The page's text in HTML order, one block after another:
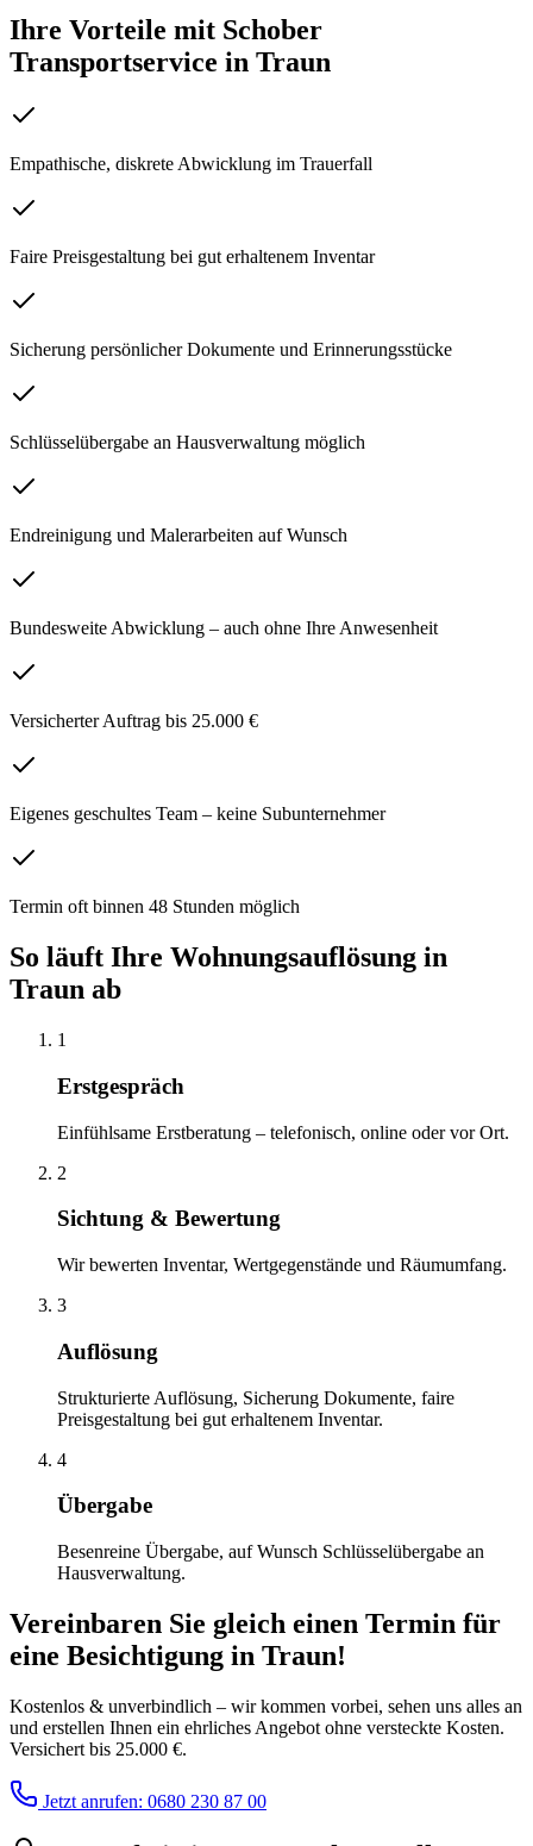
Ihre Vorteile mit Schober
Transportservice in Traun
Empathische, diskrete Abwicklung im Trauerfall
Faire Preisgestaltung bei gut erhaltenem Inventar
Sicherung persönlicher Dokumente und Erinnerungsstücke
Schlüsselübergabe an Hausverwaltung möglich
Endreinigung und Malerarbeiten auf Wunsch
Bundesweite Abwicklung – auch ohne Ihre Anwesenheit
Versicherter Auftrag bis 25.000 €
Eigenes geschultes Team – keine Subunternehmer
Termin oft binnen 48 Stunden möglich
So läuft Ihre Wohnungsauflösung in
Traun ab
1
Erstgespräch
Einfühlsame Erstberatung – telefonisch, online oder vor Ort.
2
Sichtung & Bewertung
Wir bewerten Inventar, Wertgegenstände und Räumumfang.
3
Auflösung
Strukturierte Auflösung, Sicherung Dokumente, faire
Preisgestaltung bei gut erhaltenem Inventar.
4
Übergabe
Besenreine Übergabe, auf Wunsch Schlüsselübergabe an
Hausverwaltung.
Vereinbaren Sie gleich einen Termin für
eine Besichtigung in Traun!
Kostenlos & unverbindlich – wir kommen vorbei, sehen uns alles an
und erstellen Ihnen ein ehrliches Angebot ohne versteckte Kosten.
Versichert bis 25.000 €.
Jetzt anrufen: 0680 230 87 00